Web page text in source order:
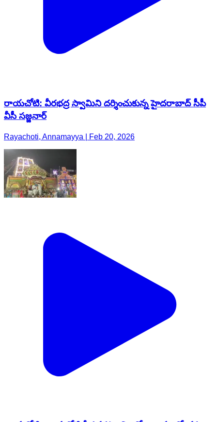
రాయచోటి: వీరభద్ర స్వామిని దర్శించుకున్న హైదరాబాద్ సీపీ
వీసీ సజ్జనార్
Rayachoti, Annamayya | Feb 20, 2026